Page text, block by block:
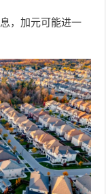
，加元可能进一